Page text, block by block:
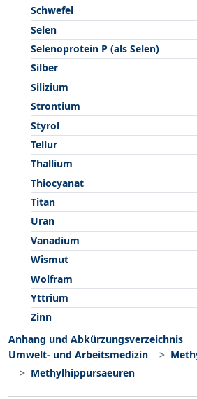
Schwefel
Selen
Selenoprotein P (als Selen)
Silber
Silizium
Strontium
Styrol
Tellur
Thallium
Thiocyanat
Titan
Uran
Vanadium
Wismut
Wolfram
Yttrium
Zinn
Anhang und Abkürzungsverzeichnis
Umwelt- und Arbeitsmedizin
Methylhippursaeuren